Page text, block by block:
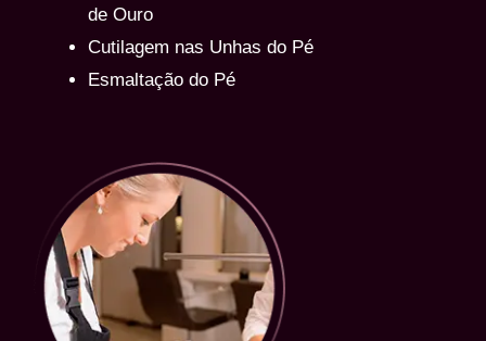
de Ouro
Cutilagem nas Unhas do Pé
Esmaltação do Pé